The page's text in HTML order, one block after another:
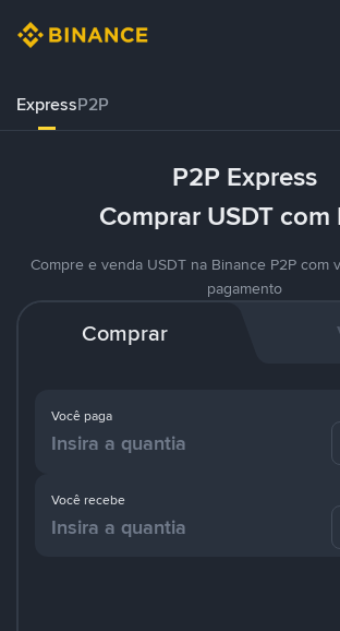
ExpressP2P
P2P Express
Comprar USDT com
Compre e venda USDT na Binance P2P com
pagamento
Comprar
Você paga
Você recebe